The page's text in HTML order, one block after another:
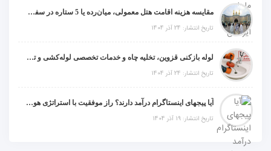
مقایسه هزینه اقامت هتل معمولی، میان‌رده یا 5 ستاره در سفر زیارتی عراق
تاریخ انتشار: 24 آذر 1404
لوله بازکنی قزوین، تخلیه چاه و خدمات تخصصی لوله‌کشی و تشخیص ترکیدگی
تاریخ انتشار: 24 آذر 1404
آیا پیجهای اینستاگرام درآمد دارند؟ راز موفقیت با استراتژی هوشمندانه
تاریخ انتشار: 19 آذر 1404